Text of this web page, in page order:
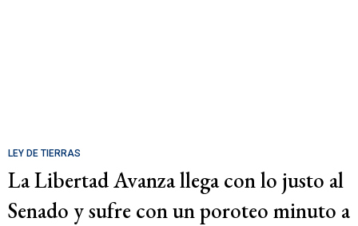
LEY DE TIERRAS
La Libertad Avanza llega con lo justo al
Senado y sufre con un poroteo minuto a